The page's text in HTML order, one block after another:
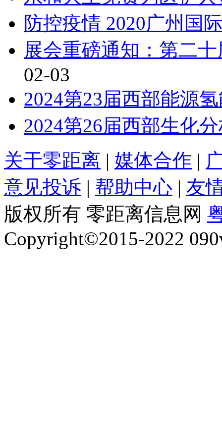
防控疫情 2020广州国
展会重磅通知：第二
02-03
2024第23届西部能源
2024第26届西部生化
关于零距离 | 媒体合作 |
意见投诉 | 帮助中心 | 友
版权所有 零距离信息网
Copyright©2015-2022